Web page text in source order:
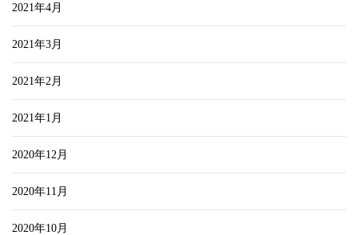
2021年4月
2021年3月
2021年2月
2021年1月
2020年12月
2020年11月
2020年10月